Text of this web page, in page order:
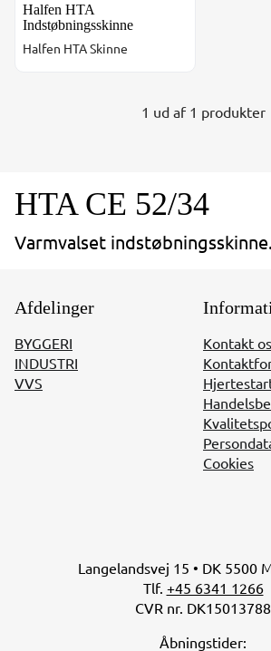
Halfen HTA
Indstøbningsskinne
Halfen HTA Skinne
1 ud af 1 produkter
HTA CE 52/34
Varmvalset
Afdelinger
BYGGERI
INDUSTRI
VVS
Kontakt os
Cookies
Langelandsvej 15 • DK 5500
Tlf. +45 6341 1266
CVR nr. DK15013788
Åbningstider: